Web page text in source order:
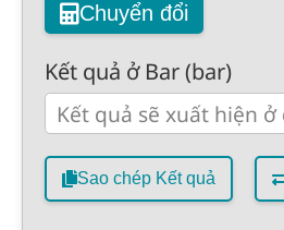
Chuyển đổi
Kết quả ở Bar (bar)
Sao chép Kết quả